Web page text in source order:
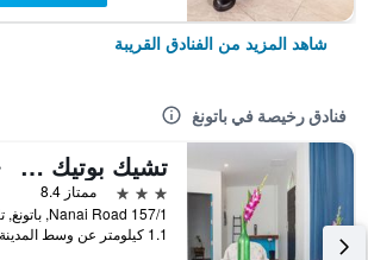
شاهد المزيد من الفنادق القريبة
فنادق رخيصة في باتونغ
تشيك بوتيك هوتل باتونج
3 نجوم
ممتاز 8.4
1.1 كيلومتر عن وسط المدينة